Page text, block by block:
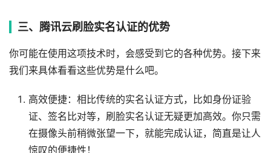
三、腾讯云刷脸实名认证的优势
你可能在使用这项技术时，会感受到它的各种优势。接下来
我们来具体看看这些优势是什么吧。
高效便捷：相比传统的实名认证方式，比如身份证验
证、签名比对等，刷脸实名认证无疑更加高效。你只需
在摄像头前稍微张望一下，就能完成认证，简直是让人
惊叹的便捷性！